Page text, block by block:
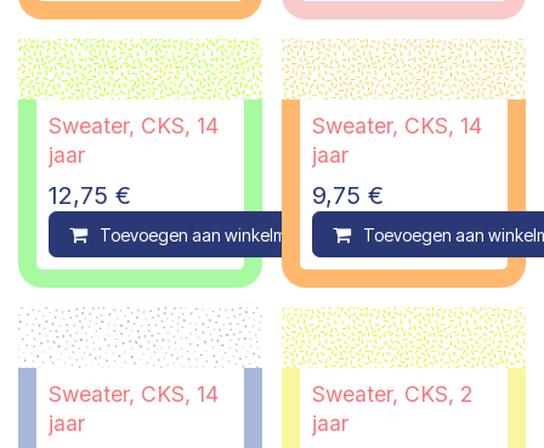
Sweater, CKS, 14
jaar
12,75 €
Toevoegen aan winkelmandje Compare
Sweater, CKS, 14
jaar
9,75 €
Toevoegen aan
Sweater, CKS, 14
jaar
Sweater, CKS, 2
jaar